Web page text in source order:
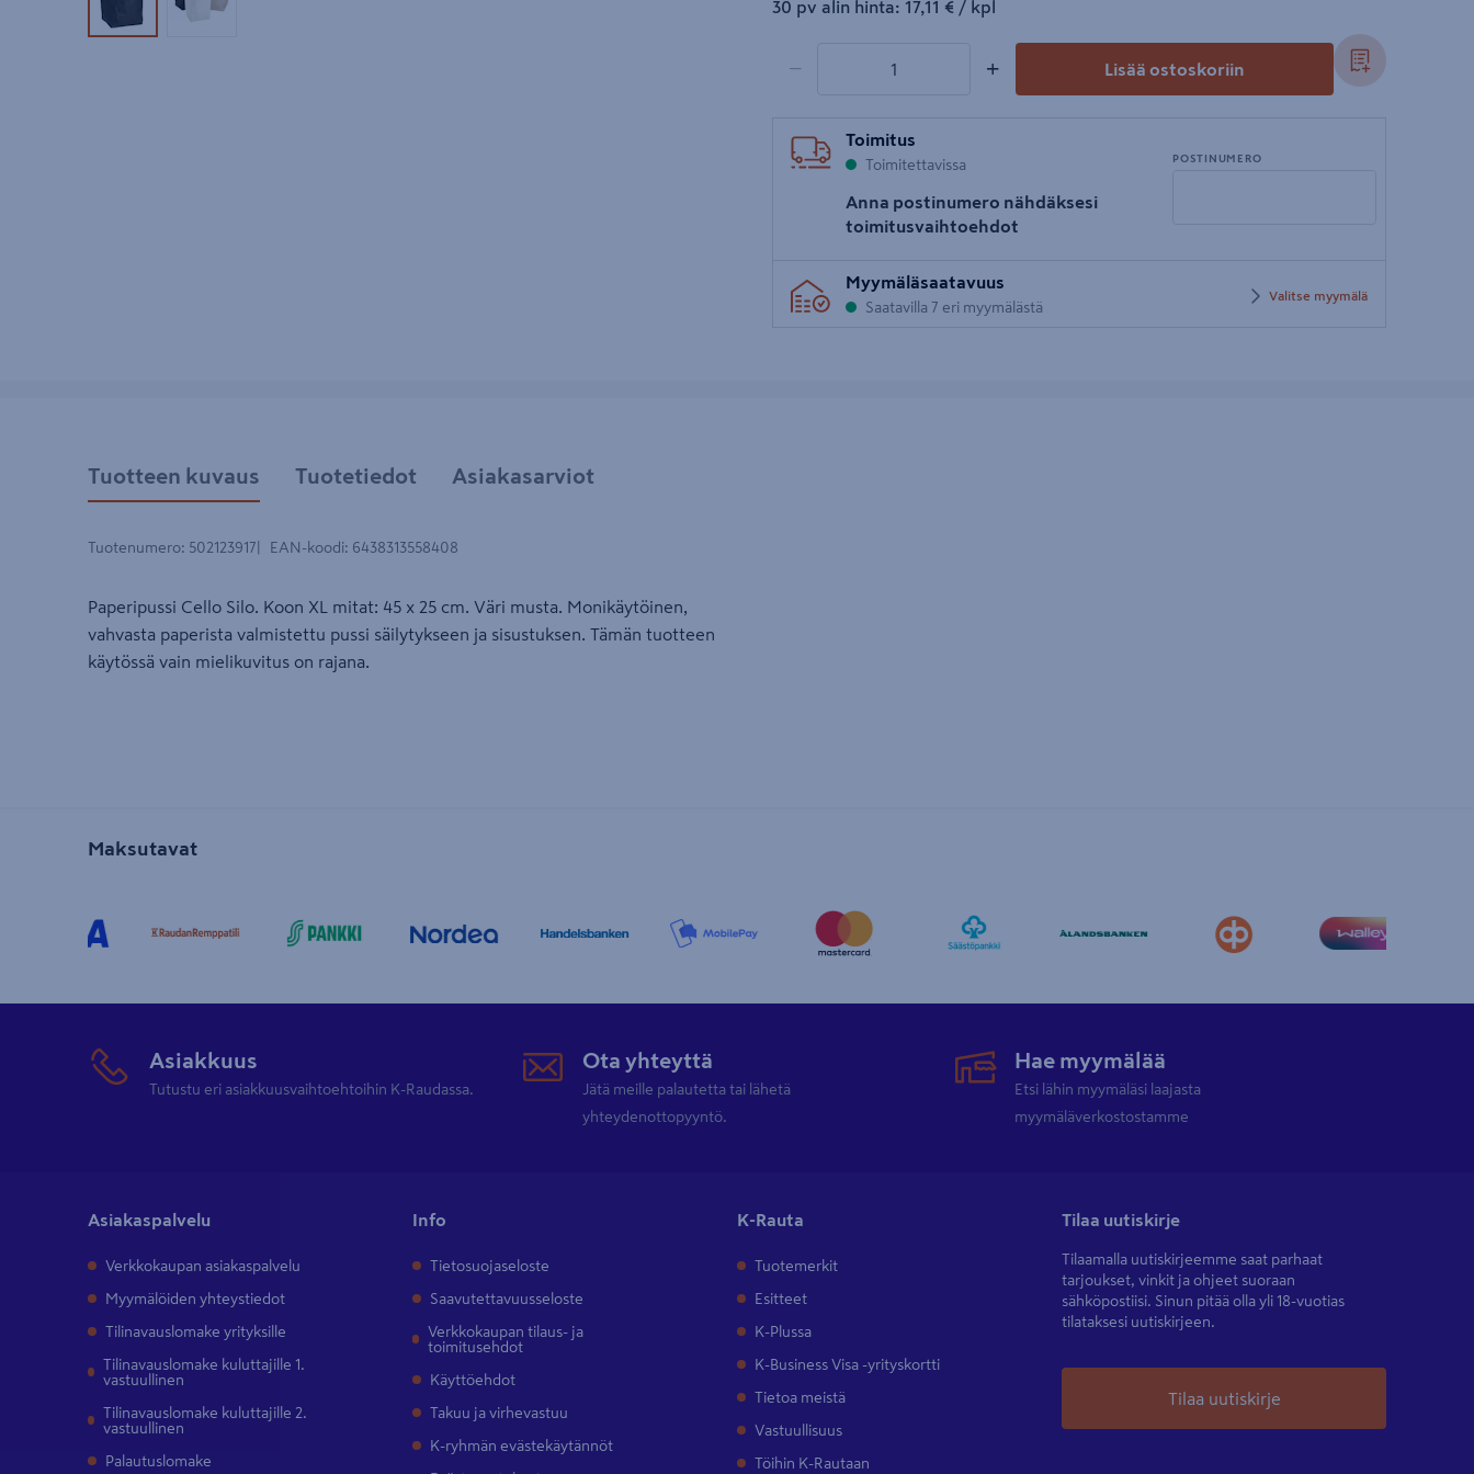
Tuotekuva 1Tuotekuva 2
30 pv alin hinta: 17,11€/kpl
17,11 € / kpl
− + Lisää ostoskoriin
Toimitus
Toimitettavissa
Anna postinumero nähdäksesi
toimitusvaihtoehdot
POSTINUMERO
postinumero
Myymäläsaatavuus
Saatavilla 7 eri myymälästä
Valitse myymälä
Tuotteen kuvaus Tuotetiedot Asiakasarviot
Tuotenumero: 502123917 EAN-koodi: 6438313558408
Paperipussi Cello Silo. Koon XL mitat: 45 x 25 cm. Väri musta. Monikäytöinen,
vahvasta paperista valmistettu pussi säilytykseen ja sisustuksen. Tämän tuotteen
käytössä vain mielikuvitus on rajana.
Maksutavat
Asiakkuus
Tutustu eri asiakkuusvaihtoehtoihin K-Raudassa.
Ota yhteyttä
Jätä meille palautetta tai lähetä
yhteydenottopyyntö.
Hae myymälää
Etsi lähin myymäläsi laajasta
myymäläverkostostamme
Asiakaspalvelu
Verkkokaupan asiakaspalvelu
Myymälöiden yhteystiedot
Tilinavauslomake yrityksille
Tilinavauslomake kuluttajille 1.
vastuullinen
Tilinavauslomake kuluttajille 2.
vastuullinen
Palautuslomake
Info
Tietosuojaseloste
Saavutettavuusseloste
Verkkokaupan tilaus- ja
toimitusehdot
Käyttöehdot
Takuu ja virhevastuu
K-ryhmän evästekäytännöt
K-Rauta
Tuotemerkit
Esitteet
K-Plussa
K-Business Visa -yrityskortti
Tietoa meistä
Vastuullisuus
Töihin K-Rautaan
Tilaa uutiskirje
Tilaamalla uutiskirjeemme saat parhaat
tarjoukset, vinkit ja ohjeet suoraan
sähköpostiisi. Sinun pitää olla yli 18-vuotias
tilataksesi uutiskirjeen.
Tilaa uutiskirje